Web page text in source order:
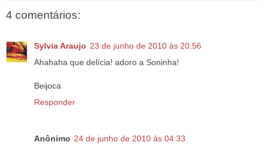
4 comentários:
Sylvia Araujo 23 de junho de 2010 às 20:56
Ahahaha que delícia! adoro a Soninha!
Beijoca
Responder
Anônimo 24 de junho de 2010 às 04:33